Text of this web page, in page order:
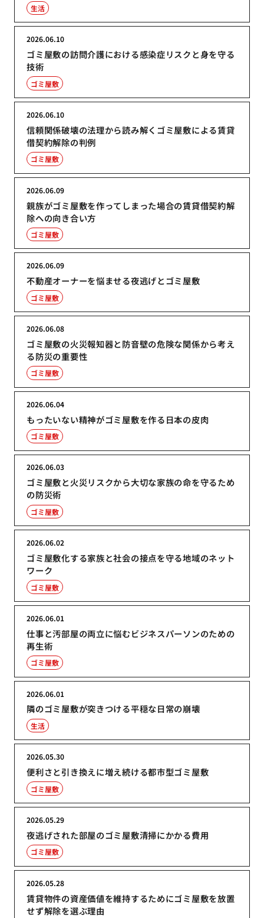
生活
ゴミ屋敷の訪問介護における感染症リスクと身を守る
技術
2026.06.10
ゴミ屋敷
信頼関係破壊の法理から読み解くゴミ屋敷による賃貸
借契約解除の判例
2026.06.10
ゴミ屋敷
親族がゴミ屋敷を作ってしまった場合の賃貸借契約解
除への向き合い方
2026.06.09
ゴミ屋敷
不動産オーナーを悩ませる夜逃げとゴミ屋敷
2026.06.09
ゴミ屋敷
ゴミ屋敷の火災報知器と防音壁の危険な関係から考え
る防災の重要性
2026.06.08
ゴミ屋敷
もったいない精神がゴミ屋敷を作る日本の皮肉
2026.06.04
ゴミ屋敷
ゴミ屋敷と火災リスクから大切な家族の命を守るため
の防災術
2026.06.03
ゴミ屋敷
ゴミ屋敷化する家族と社会の接点を守る地域のネット
ワーク
2026.06.02
ゴミ屋敷
仕事と汚部屋の両立に悩むビジネスパーソンのための
再生術
2026.06.01
ゴミ屋敷
隣のゴミ屋敷が突きつける平穏な日常の崩壊
2026.06.01
生活
便利さと引き換えに増え続ける都市型ゴミ屋敷
2026.05.30
ゴミ屋敷
夜逃げされた部屋のゴミ屋敷清掃にかかる費用
2026.05.29
ゴミ屋敷
賃貸物件の資産価値を維持するためにゴミ屋敷を放置
せず解除を選ぶ理由
2026.05.28